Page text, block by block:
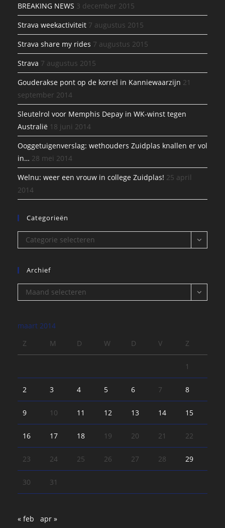
BREAKING NEWS 3 december 2015
Strava weekactiviteit 7 augustus 2015
Strava share my rides 7 augustus 2015
Strava 7 augustus 2015
Gouderakse pont op de korrel in Kanniewaarzijn 21
september 2014
Sleutelrol voor Memphis Depay in WK-winst tegen
Australië 18 juni 2014
Ooggetuigenverslag: wethouders Zuidplas knallen er vol
in… 28 mei 2014
Welnu: weer een vrouw in college Zuidplas! 25 april
2014
Categorieën
Categorieën
Categorie selecteren
Archief
Archief
Maand selecteren
maart 2014
Z
M D W D V Z
1
2 3 4 5 6 7 8
9 10 11 12 13 14 15
16 17 18 19 20 21 22
23 24 25 26 27 28 29
30 31
« feb apr »